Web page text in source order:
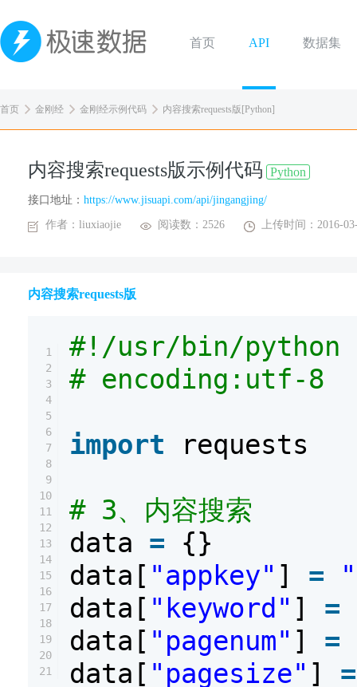
首页 API 数据集
首页 金刚经 金刚经示例代码 内容搜索requests版[Python]
内容搜索requests版示例代码 Python
接口地址： https://www.jisuapi.com/api/jingangjing/
作者：liuxiaojie 阅读数：2526 上传时间：2016-
内容搜索requests版
1
2
3
4
5
6
7
8
9
10
11
12
13
14
15
16
17
18
19
20
21
#!/usr/bin/python
# encoding:utf-8
import requests
# 3、内容搜索
data = {}
data[ "appkey" ] =
data[ "keyword" ] =
data[ "pagenum" ] =
data[ "pagesize" ] =